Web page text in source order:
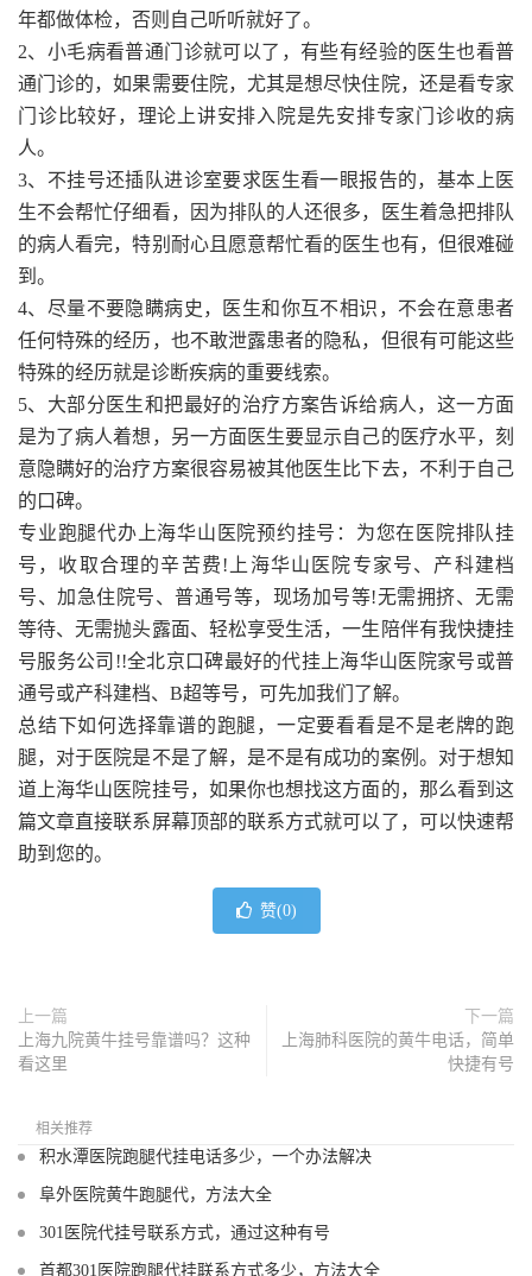
年都做体检，否则自己听听就好了。
2、小毛病看普通门诊就可以了，有些有经验的医生也看普
通门诊的，如果需要住院，尤其是想尽快住院，还是看专家
门诊比较好，理论上讲安排入院是先安排专家门诊收的病
人。
3、不挂号还插队进诊室要求医生看一眼报告的，基本上医
生不会帮忙仔细看，因为排队的人还很多，医生着急把排队
的病人看完，特别耐心且愿意帮忙看的医生也有，但很难碰
到。
4、尽量不要隐瞒病史，医生和你互不相识，不会在意患者
任何特殊的经历，也不敢泄露患者的隐私，但很有可能这些
特殊的经历就是诊断疾病的重要线索。
5、大部分医生和把最好的治疗方案告诉给病人，这一方面
是为了病人着想，另一方面医生要显示自己的医疗水平，刻
意隐瞒好的治疗方案很容易被其他医生比下去，不利于自己
的口碑。
专业跑腿代办上海华山医院预约挂号：为您在医院排队挂
号，收取合理的辛苦费!上海华山医院专家号、产科建档
号、加急住院号、普通号等，现场加号等!无需拥挤、无需
等待、无需抛头露面、轻松享受生活，一生陪伴有我快捷挂
号服务公司!!全北京口碑最好的代挂上海华山医院家号或普
通号或产科建档、B超等号，可先加我们了解。
总结下如何选择靠谱的跑腿，一定要看看是不是老牌的跑
腿，对于医院是不是了解，是不是有成功的案例。对于想知
道上海华山医院挂号，如果你也想找这方面的，那么看到这
篇文章直接联系屏幕顶部的联系方式就可以了，可以快速帮
助到您的。
赞(0)
上一篇
上海九院黄牛挂号靠谱吗？这种
看这里
下一篇
上海肺科医院的黄牛电话，简单
快捷有号
相关推荐
积水潭医院跑腿代挂电话多少，一个办法解决
阜外医院黄牛跑腿代，方法大全
301医院代挂号联系方式，通过这种有号
首都301医院跑腿代挂联系方式多少，方法大全